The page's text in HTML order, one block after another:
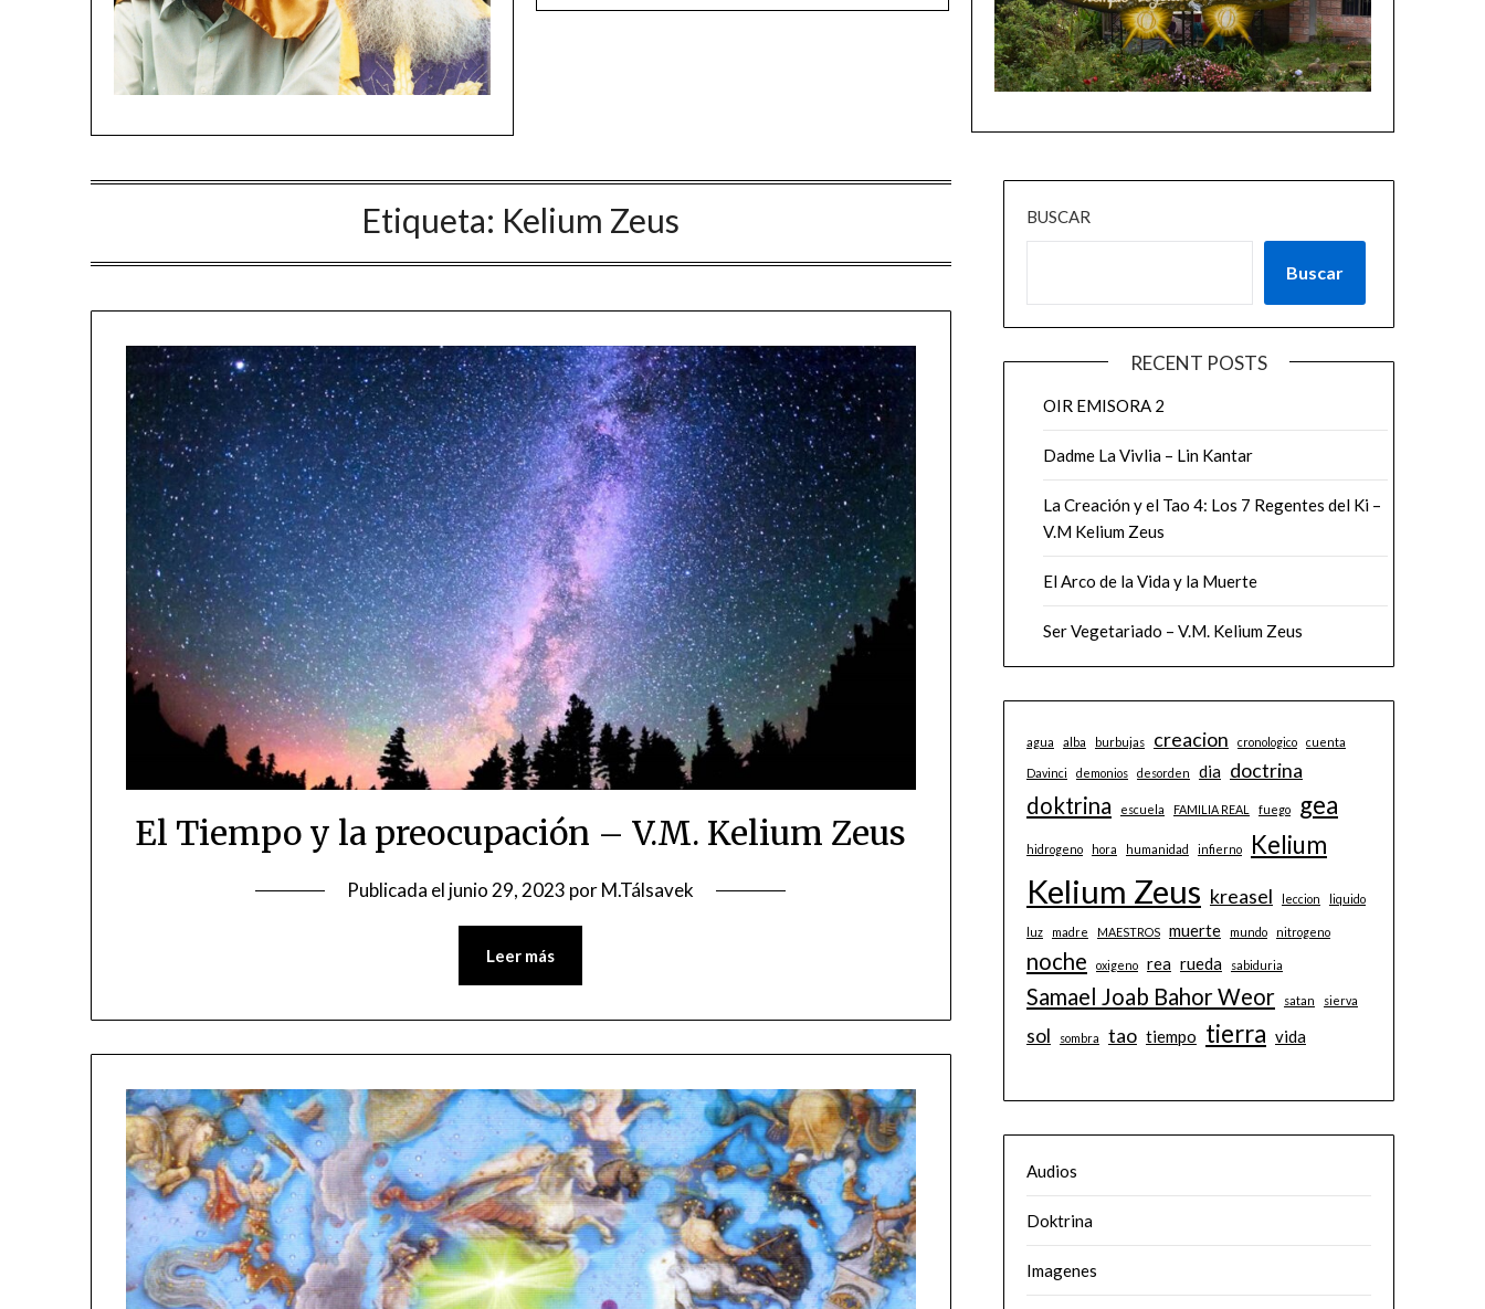
Etiqueta: Kelium Zeus
El Tiempo y la preocupación – V.M. Kelium Zeus
Publicada el junio 29, 2023 porM.Tálsavek
Leer más
BUSCAR
Buscar
RECENT POSTS
OIR EMISORA 2
Dadme La Vivlia – Lin Kantar
La Creación y el Tao 4: Los 7 Regentes del Ki –
V.M Kelium Zeus
El Arco de la Vida y la Muerte
Ser Vegetariado – V.M. Kelium Zeus
agua alba burbujas creacion cronologico cuenta
Davinci demonios desorden dia doctrina
doktrina escuela FAMILIA REAL fuego gea
hidrogeno hora humanidad infierno Kelium
Kelium Zeus kreasel leccion liquido
luz madre MAESTROS muerte mundo nitrogeno
noche oxigeno rea rueda sabiduria
Samael Joab Bahor Weor satan sierva
sol sombra tao tiempo tierra vida
Audios
Doktrina
Imagenes